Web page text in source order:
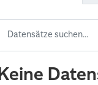
Keine